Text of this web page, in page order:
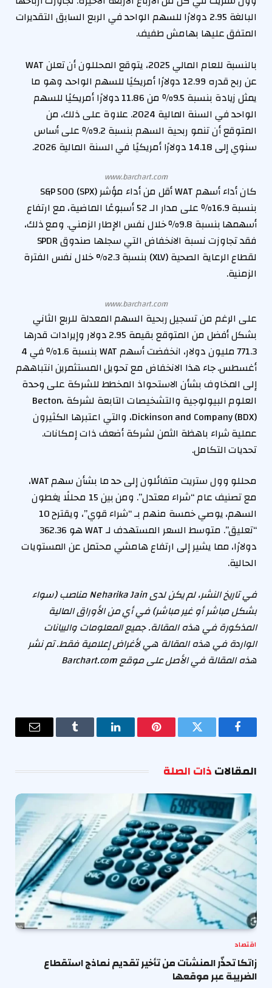
البالغة 2.95 دولارًا للسهم الواحد في الربع السابق التقديرات
المتفق عليها بهامش طفيف.
بالنسبة للعام المالي 2025، يتوقع المحللون أن تعلن WAT
عن ربح قدره 12.99 دولارًا أمريكيًا للسهم الواحد، وهو ما
يمثل زيادة بنسبة 9.5٪ من 11.86 دولارًا أمريكيًا للسهم
الواحد في السنة المالية 2024. علاوة على ذلك، من
المتوقع أن تنمو ربحية السهم بنسبة 9.2٪ على أساس
سنوي إلى 14.18 دولارًا أمريكيًا في السنة المالية 2026.
www.barchart.com
كان أداء أسهم WAT أقل من أداء مؤشر S&P 500 (SPX)
بنسبة 16.9٪ على مدار الـ 52 أسبوعًا الماضية، مع ارتفاع
أسهمها بنسبة 9.8٪ خلال نفس الإطار الزمني. ومع ذلك،
فقد تجاوزت نسبة الانخفاض التي سجلها صندوق SPDR
لقطاع الرعاية الصحية (XLV) بنسبة 2.3% خلال نفس الفترة
الزمنية.
www.barchart.com
على الرغم من تسجيل ربحية السهم المعدلة للربع الثاني
بشكل أفضل من المتوقع بقيمة 2.95 دولار وإيرادات قدرها
771.3 مليون دولار، انخفضت أسهم WAT بنسبة 1.6٪ في 4
أغسطس. جاء هذا الانخفاض مع تحويل المستثمرين انتباههم
إلى المخاوف بشأن الاستحواذ المخطط للشركة على وحدة
العلوم البيولوجية والتشخيصات التابعة لشركة Becton،
Dickinson and Company (BDX)، والتي اعتبرها الكثيرون
عملية شراء باهظة الثمن لشركة أضعف ذات إمكانات.
تحديات التكامل.
محللو وول ستريت متفائلون إلى حد ما بشأن سهم WAT،
مع تصنيف عام “شراء معتدل”. ومن بين 15 محللًا يغطون
السهم، يوصي خمسة منهم بـ “شراء قوي”، ويقترح 10
“تعليق”. متوسط ​​السعر المستهدف لـ WAT هو 362.36
دولارًا، مما يشير إلى ارتفاع هامشي محتمل عن المستويات
الحالية.
في تاريخ النشر، لم يكن لدى Neharika Jain مناصب (سواء
بشكل مباشر أو غير مباشر) في أي من الأوراق المالية
المذكورة في هذه المقالة. جميع المعلومات والبيانات
الواردة في هذه المقالة هي لأغراض إعلامية فقط. تم نشر
هذه المقالة في الأصل على موقع Barchart.com
فيسبوك تويتر بينتيريستلينكدإن Tumblr
البريد
المقالاتذات الصلة
اقتصاد
زاتكا تحذّر المنشآت من تأخير تقديم نماذج استقطاع
الضريبة عبر موقعها